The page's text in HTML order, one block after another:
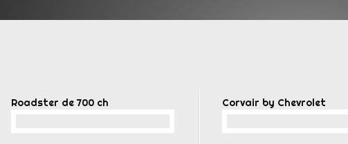
Roadster de 700 ch Corvair by Chevrolet